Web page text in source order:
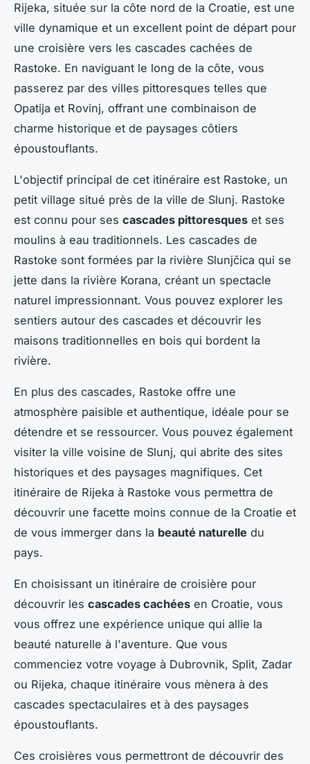
Rijeka, située sur la côte nord de la Croatie, est une
ville dynamique et un excellent point de départ pour
une croisière vers les cascades cachées de
Rastoke. En naviguant le long de la côte, vous
passerez par des villes pittoresques telles que
Opatija et Rovinj, offrant une combinaison de
charme historique et de paysages côtiers
époustouflants.
L'objectif principal de cet itinéraire est Rastoke, un
petit village situé près de la ville de Slunj. Rastoke
est connu pour ses cascades pittoresques et ses
moulins à eau traditionnels. Les cascades de
Rastoke sont formées par la rivière Slunjčica qui se
jette dans la rivière Korana, créant un spectacle
naturel impressionnant. Vous pouvez explorer les
sentiers autour des cascades et découvrir les
maisons traditionnelles en bois qui bordent la
rivière.
En plus des cascades, Rastoke offre une
atmosphère paisible et authentique, idéale pour se
détendre et se ressourcer. Vous pouvez également
visiter la ville voisine de Slunj, qui abrite des sites
historiques et des paysages magnifiques. Cet
itinéraire de Rijeka à Rastoke vous permettra de
découvrir une facette moins connue de la Croatie et
de vous immerger dans la beauté naturelle du
pays.
En choisissant un itinéraire de croisière pour
découvrir les cascades cachées en Croatie, vous
vous offrez une expérience unique qui allie la
beauté naturelle à l'aventure. Que vous
commenciez votre voyage à Dubrovnik, Split, Zadar
ou Rijeka, chaque itinéraire vous mènera à des
cascades spectaculaires et à des paysages
époustouflants.
Ces croisières vous permettront de découvrir des